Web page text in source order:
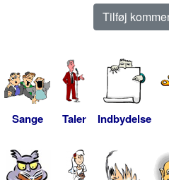
Sange Taler Indbydelse